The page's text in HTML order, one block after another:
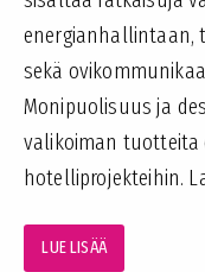
energianhallintaan,
sekä
Monipuolisuus ja
valikoiman tuotteita
hotelliprojekteihin.
LUE LISÄÄ